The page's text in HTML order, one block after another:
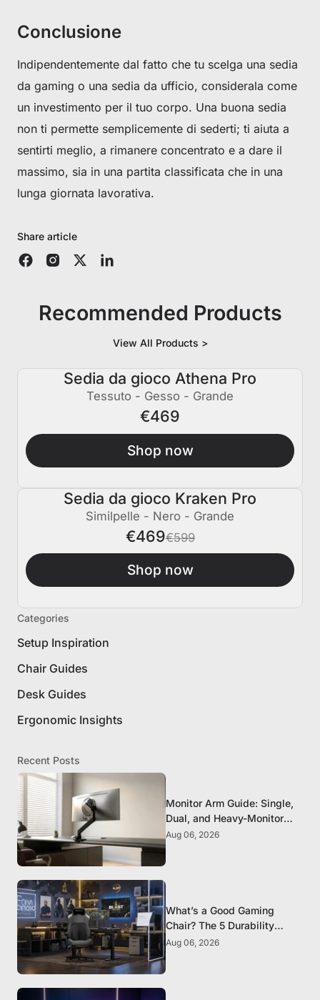
Conclusione
Indipendentemente dal fatto che tu scelga una sedia
da gaming o una sedia da ufficio, considerala come
un investimento per il tuo corpo. Una buona sedia
non ti permette semplicemente di sederti; ti aiuta a
sentirti meglio, a rimanere concentrato e a dare il
massimo, sia in una partita classificata che in una
lunga giornata lavorativa.
Share article
Recommended Products
View All Products >
Sedia da gioco Athena Pro
Tessuto - Gesso - Grande
€469
Shop now
€130 SPENTO
Sedia da gioco Kraken Pro
Similpelle - Nero - Grande
€469€599
Shop now
Categories
Setup Inspiration
Chair Guides
Desk Guides
Ergonomic Insights
Recent Posts
Monitor Arm Guide: Single,
Dual, and Heavy-Monitor
Mounts
Aug 06, 2026
What’s a Good Gaming
Chair? The 5 Durability
Standards That Actually
Aug 06, 2026